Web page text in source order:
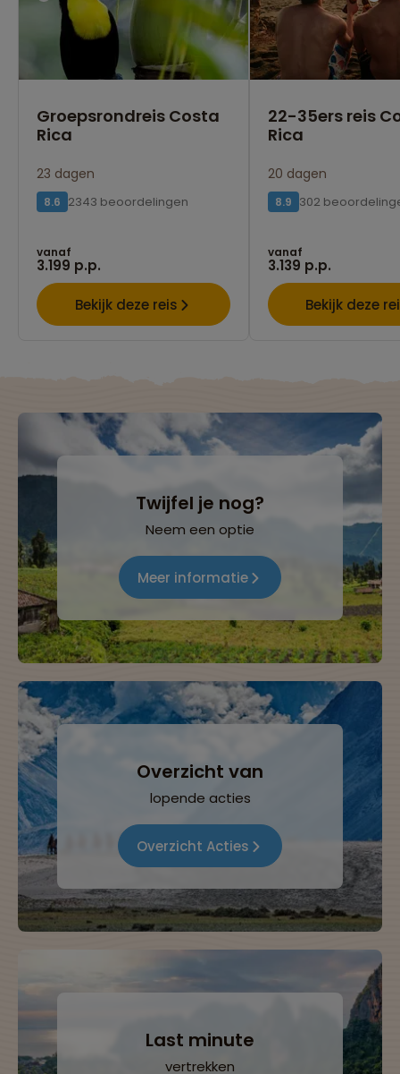
Groepsrondreis Costa
Rica
23 dagen
8.6 2343 beoordelingen
vanaf
3.199 p.p.
Bekijk deze reis
22-35ers reis
Rica
20 dagen
8.9 302
vanaf
3.139 p.p.
Bekijk deze
Twijfel je nog?
Neem een optie
Meer informatie
Overzicht van
lopende acties
Overzicht Acties
Last minute
vertrekken